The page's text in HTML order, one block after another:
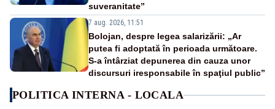
suveranitate”
7 aug. 2026, 11:51
Bolojan, despre legea salarizării: „Ar
putea fi adoptată în perioada următoare.
S-a întârziat depunerea din cauza unor
discursuri iresponsabile în spaţiul public”
POLITICA INTERNA - LOCALA